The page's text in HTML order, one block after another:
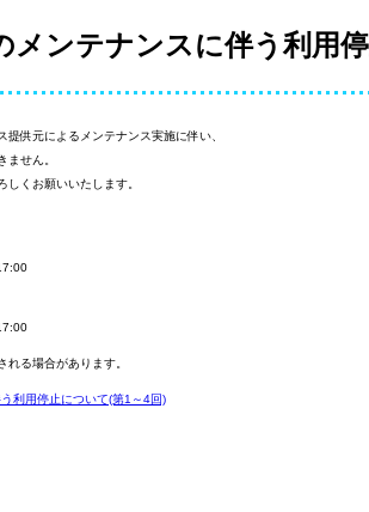
メンテナンスに伴う利用
供元によるメンテナンス実施に伴い、
ません。
くお願いいたします。
る場合があります。
利用停止について(第1～4回)